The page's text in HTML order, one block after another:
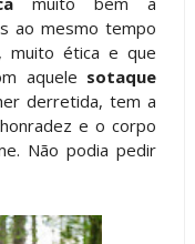
ao mesmo tempo
muito ética e que
aquele sotaque
derretida, tem a
e o corpo
Não podia pedir